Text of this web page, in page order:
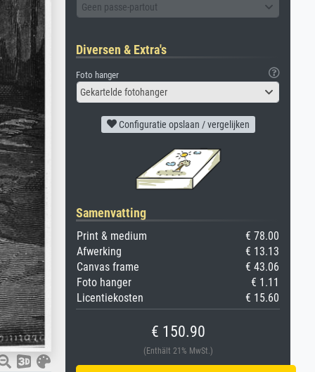
Geen passe-partout
Diversen & Extra's
Foto hanger
Gekartelde fotohanger
Configuratie opslaan / vergelijken
Samenvatting
Print & medium
€ 78.00
Afwerking
€ 13.13
Canvas frame
€ 43.06
Foto hanger
€ 1.11
Licentiekosten
€ 15.60
€ 150.90
(Enthält 21% MwSt.)